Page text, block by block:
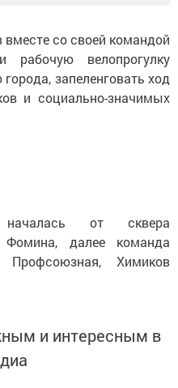
со своей командой
велопрогулку
запеленговать ход
и социально-значимых
началась от сквера
далее команда
Химиков
и интересным в